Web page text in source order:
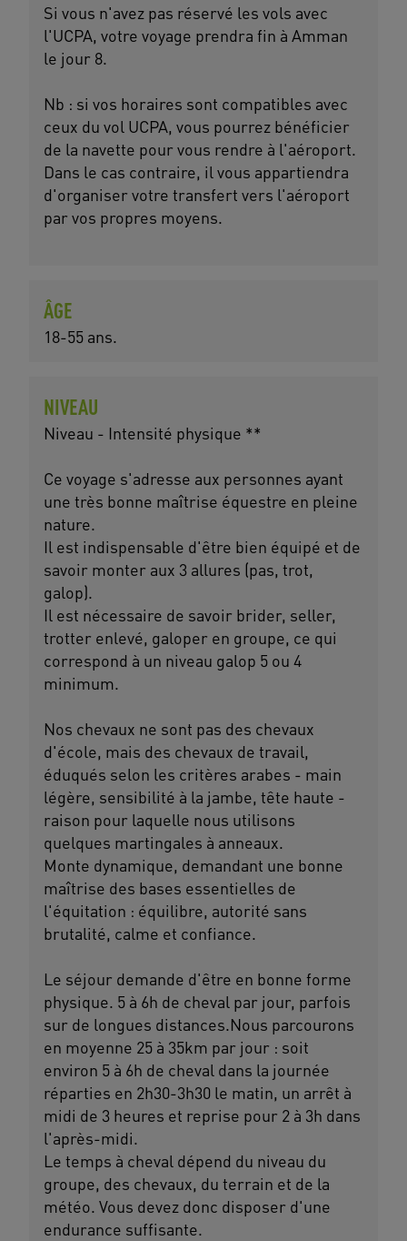
Si vous n'avez pas réservé les vols avec
l'UCPA, votre voyage prendra fin à Amman
le jour 8.
Nb : si vos horaires sont compatibles avec
ceux du vol UCPA, vous pourrez bénéficier
de la navette pour vous rendre à l'aéroport.
Dans le cas contraire, il vous appartiendra
d'organiser votre transfert vers l'aéroport
par vos propres moyens.
ÂGE
18-55 ans.
NIVEAU
Niveau - Intensité physique **
Ce voyage s'adresse aux personnes ayant
une très bonne maîtrise équestre en pleine
nature.
Il est indispensable d'être bien équipé et de
savoir monter aux 3 allures (pas, trot,
galop).
Il est nécessaire de savoir brider, seller,
trotter enlevé, galoper en groupe, ce qui
correspond à un niveau galop 5 ou 4
minimum.
Nos chevaux ne sont pas des chevaux
d'école, mais des chevaux de travail,
éduqués selon les critères arabes - main
légère, sensibilité à la jambe, tête haute -
raison pour laquelle nous utilisons
quelques martingales à anneaux.
Monte dynamique, demandant une bonne
maîtrise des bases essentielles de
l'équitation : équilibre, autorité sans
brutalité, calme et confiance.
Le séjour demande d'être en bonne forme
physique. 5 à 6h de cheval par jour, parfois
sur de longues distances.Nous parcourons
en moyenne 25 à 35km par jour : soit
environ 5 à 6h de cheval dans la journée
réparties en 2h30-3h30 le matin, un arrêt à
midi de 3 heures et reprise pour 2 à 3h dans
l'après-midi.
Le temps à cheval dépend du niveau du
groupe, des chevaux, du terrain et de la
météo. Vous devez donc disposer d'une
endurance suffisante.